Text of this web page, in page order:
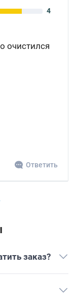
4
очистился
Ответить
заказ?